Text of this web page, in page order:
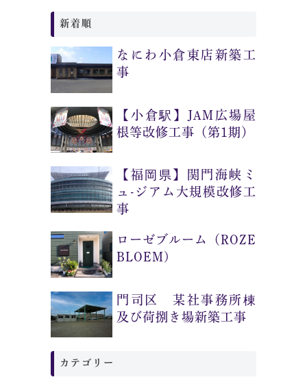
新着順
なにわ小倉東店新築工
事
【小倉駅】JAM広場屋
根等改修工事（第1期）
【福岡県】関門海峡ミ
ュ-ジアム大規模改修工
事
ローゼブルーム（ROZE
BLOEM)
門司区 某社事務所棟
及び荷捌き場新築工事
カテゴリー